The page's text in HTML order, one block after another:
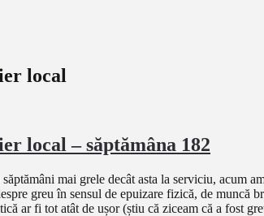
local
local – săptămâna 182
mai grele decât asta la serviciu, acum
greu în sensul de epuizare fizică, de
ar fi tot atât de ușor (știu că ziceam că a fost